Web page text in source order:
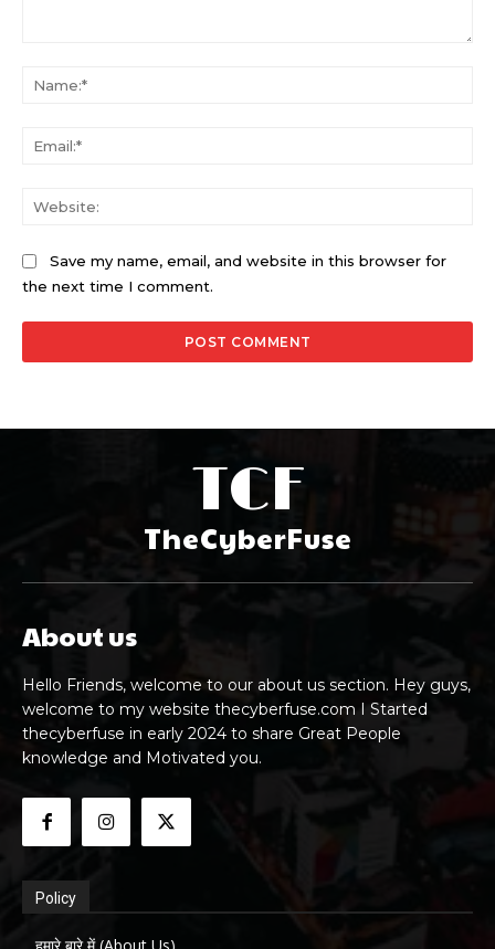
Save my name, email, and website in this browser for
the next time I comment.
TCF
TheCyberFuse
About us
Hello Friends, welcome to our about us section. Hey guys,
welcome to my website thecyberfuse.com I Started
thecyberfuse in early 2024 to share Great People
knowledge and Motivated you.
Policy